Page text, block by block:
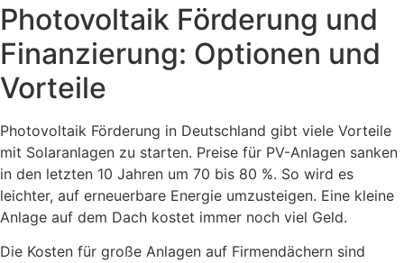
Photovoltaik Förderung und
Finanzierung: Optionen und
Vorteile
Photovoltaik Förderung in Deutschland gibt viele Vorteile
mit Solaranlagen zu starten. Preise für PV-Anlagen sanken
in den letzten 10 Jahren um 70 bis 80 %. So wird es
leichter, auf erneuerbare Energie umzusteigen. Eine kleine
Anlage auf dem Dach kostet immer noch viel Geld.
Die Kosten für große Anlagen auf Firmendächern sind